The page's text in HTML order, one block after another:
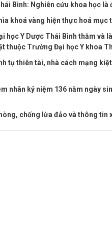
Bình: Nghiên cứu khoa học
khoá vàng hiện thực hoá mục
học Y Dược Thái Bình thăm và
thuộc Trường Đại học Y khoa
tụ thiên tài, nhà cách mạng
nhân kỷ niệm 136 năm ngày
chống lừa đảo và thông tin